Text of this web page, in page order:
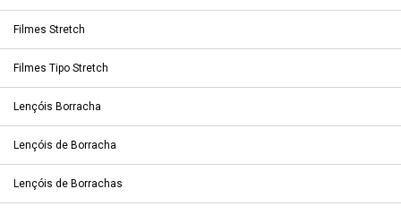
Filmes Stretch
Filmes Tipo Stretch
Lençóis Borracha
Lençóis de Borracha
Lençóis de Borrachas